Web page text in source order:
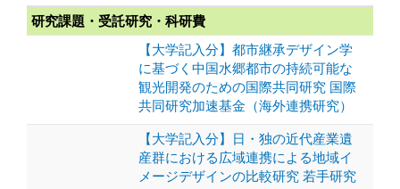
研究課題・受託研究・科研費
【大学記入分】都市継承デザイン学
に基づく中国水郷都市の持続可能な
観光開発のための国際共同研究 国際
共同研究加速基金（海外連携研究）
【大学記入分】日・独の近代産業遺
産群における広域連携による地域イ
メージデザインの比較研究 若手研究